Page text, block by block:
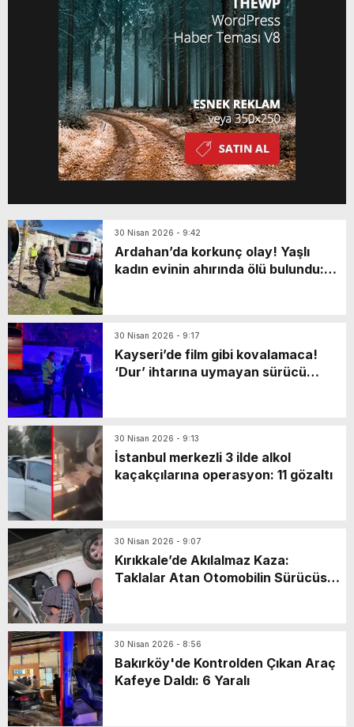
Uygulamamızı İndirin Uygulamalara Özel
Ayrıcalıkları Keşfedin!
30 Nisan 2026 - 9:42
Ardahan’da korkunç olay! Yaşlı
kadın evinin ahırında ölü bulundu:
30 Nisan 2026 - 9:17
Kayseri’de film gibi kovalamaca!
‘Dur’ ihtarına uymayan sürücü
30 Nisan 2026 - 9:13
İstanbul merkezli 3 ilde alkol
kaçakçılarına operasyon: 11 gözaltı
30 Nisan 2026 - 9:07
Kırıkkale’de Akılalmaz Kaza:
Taklalar Atan Otomobilin Sürücüsü
30 Nisan 2026 - 8:56
Bakırköy'de Kontrolden Çıkan Araç
Kafeye Daldı: 6 Yaralı